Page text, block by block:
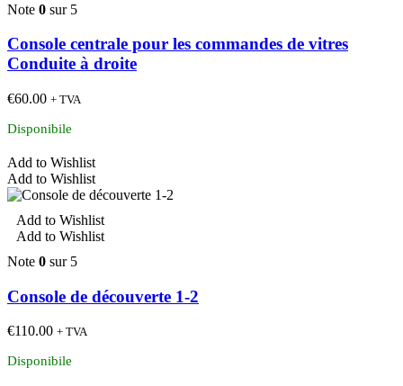
Note 0 sur 5
Console centrale pour les commandes de vitres
Conduite à droite
€60.00 + TVA
Disponibile
Add to Wishlist
Add to Wishlist
Add to Wishlist
Add to Wishlist
Note 0 sur 5
Console de découverte 1-2
€110.00 + TVA
Disponibile